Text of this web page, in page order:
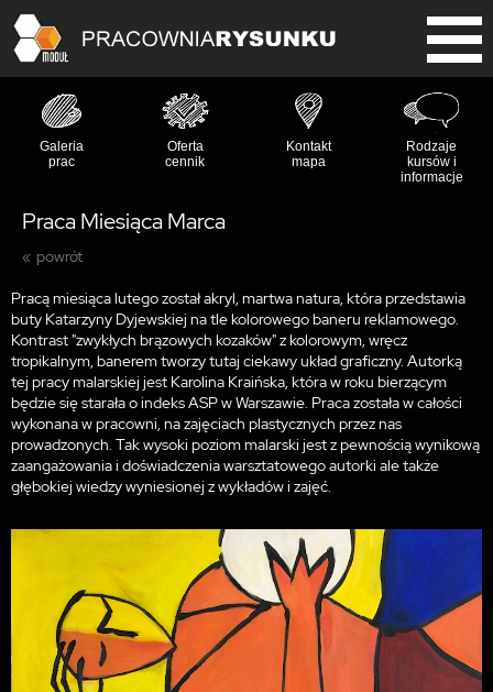
Galeria
prac
Oferta
cennik
Kontakt
mapa
Rodzaje
kursów i
informacje
Praca Miesiąca Marca
powrót
Pracą miesiąca lutego został akryl, martwa natura, która przedstawia
buty Katarzyny Dyjewskiej na tle kolorowego baneru reklamowego.
Kontrast "zwykłych brązowych kozaków" z kolorowym, wręcz
tropikalnym, banerem tworzy tutaj ciekawy układ graficzny. Autorką
tej pracy malarskiej jest Karolina Kraińska, która w roku bierzącym
będzie się starała o indeks ASP w Warszawie. Praca została w całości
wykonana w pracowni, na zajęciach plastycznych przez nas
prowadzonych. Tak wysoki poziom malarski jest z pewnością wynikową
zaangażowania i doświadczenia warsztatowego autorki ale także
głębokiej wiedzy wyniesionej z wykładów i zajęć.